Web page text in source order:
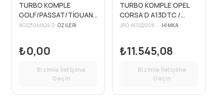
TURBO KOMPLE
GOLF/PASSAT/TİGUAN
15-> 1.6 TDİ
8G1230MA24-2• ÖZILERI
₺0,00
Bizimle İletişime
Geçin
TURBO KOMPLE OPEL
CORSA D A13DTC /
NEMO BIPPER 1.3 HDI 16V
JRO-8G12200844 • HIMKA
₺11.545,08
Bizimle İletişime
Geçin